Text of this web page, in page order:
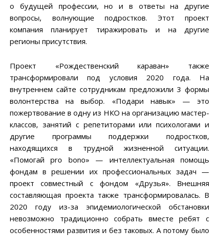
о будущей профессии, но и в ответы на другие
вопросы, волнующие подростков. Этот проект
компания планирует тиражировать и на другие
регионы присутствия.
Проект «Рождественский караван» также
трансформировали под условия 2020 года. На
внутреннем сайте сотрудникам предложили 3 формы
волонтерства на выбор. «Подари навык» — это
пожертвование в одну из НКО на организацию мастер-
классов, занятий с репетиторами или психологами и
другие программы поддержки подростков,
находящихся в трудной жизненной ситуации.
«Помогай pro bono» — интеллектуальная помощь
фондам в решении их профессиональных задач —
проект совместный с фондом «Друзья». Внешняя
составляющая проекта также трансформировалась. В
2020 году из-за эпидемиологической обстановки
невозможно традиционно собрать вместе ребят с
особенностями развития и без таковых. А потому было